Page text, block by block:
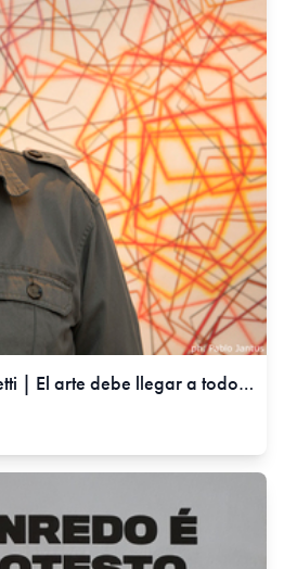
Miguel Ángel Giovanetti | El arte debe llegar a todos, 22 Nov, 2019